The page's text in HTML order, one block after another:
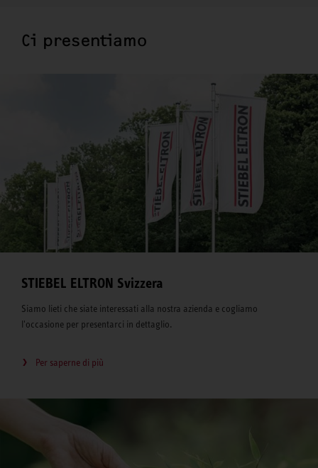
Ci presentiamo
STIEBEL ELTRON Svizzera
Siamo lieti che siate interessati alla nostra azienda e cogliamo
l'occasione per presentarci in dettaglio.
Per saperne di più